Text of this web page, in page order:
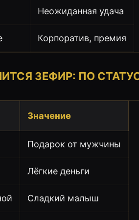
Неожиданная удача
Корпоратив, премия
ЗЕФИР: ПО
Значение
Подарок от мужчины
Лёгкие деньги
Сладкий малыш